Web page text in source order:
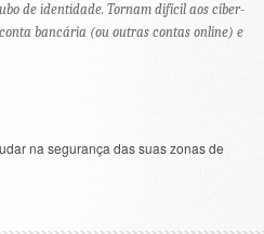
de identidade. Tornam difícil aos ciber-
bancária (ou outras contas online) e
na segurança das suas zonas de